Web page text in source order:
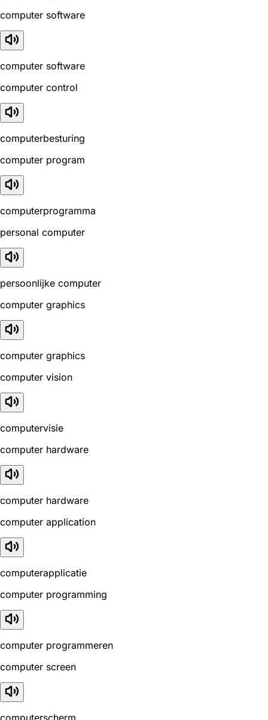
computer software
computer software
computer control
computerbesturing
computer program
computerprogramma
personal computer
persoonlijke computer
computer graphics
computer graphics
computer vision
computervisie
computer hardware
computer hardware
computer application
computerapplicatie
computer programming
computer programmeren
computer screen
computerscherm